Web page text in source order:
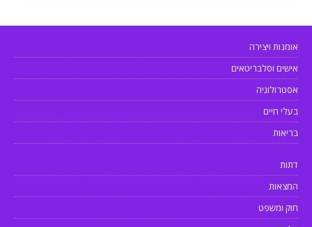
אומנות ויצירה
אישים וסלבריטאים
אסטרולוגיה
בעלי חיים
בריאות
דתות
המצאות
חוק ומשפט